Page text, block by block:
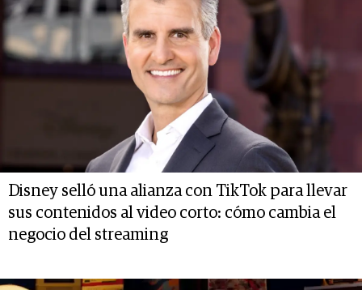
Disney selló una alianza con TikTok para llevar
sus contenidos al video corto: cómo cambia el
negocio del streaming